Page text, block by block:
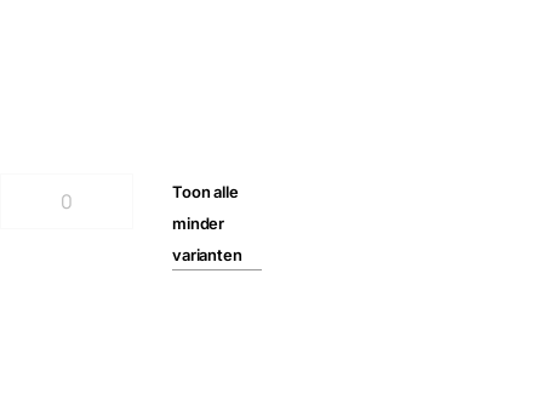
Toonalle
minder
varianten